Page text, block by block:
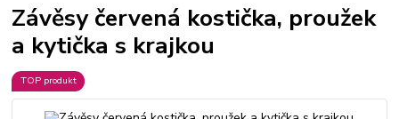
Závěsy červená kostička, proužek
a kytička s krajkou
TOP produkt